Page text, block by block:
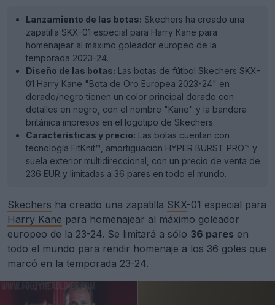
Lanzamiento de las botas: Skechers ha creado una
zapatilla SKX-01 especial para Harry Kane para
homenajear al máximo goleador europeo de la
temporada 2023-24.
Diseño de las botas: Las botas de fútbol Skechers SKX-
01 Harry Kane "Bota de Oro Europea 2023-24" en
dorado/negro tienen un color principal dorado con
detalles en negro, con el nombre "Kane" y la bandera
británica impresos en el logotipo de Skechers.
Características y precio: Las botas cuentan con
tecnología FitKnit™, amortiguación HYPER BURST PRO™ y
suela exterior multidireccional, con un precio de venta de
236 EUR y limitadas a 36 pares en todo el mundo.
Skechers ha creado una zapatilla SKX-01 especial para
Harry Kane para homenajear al máximo goleador
europeo de la 23-24. Se limitará a sólo 36 pares en
todo el mundo para rendir homenaje a los 36 goles que
marcó en la temporada 23-24.